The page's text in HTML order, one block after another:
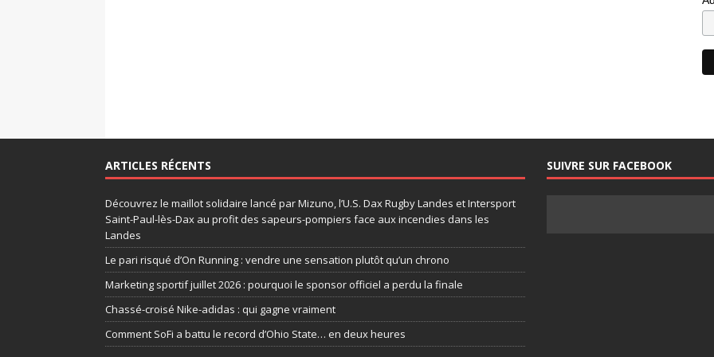
ARTICLES RÉCENTS
Découvrez le maillot solidaire lancé par Mizuno, l’U.S. Dax Rugby Landes et Intersport
Saint-Paul-lès-Dax au profit des sapeurs-pompiers face aux incendies dans les
Landes
Le pari risqué d’On Running : vendre une sensation plutôt qu’un chrono
Marketing sportif juillet 2026 : pourquoi le sponsor officiel a perdu la finale
Chassé-croisé Nike-adidas : qui gagne vraiment
Comment SoFi a battu le record d’Ohio State… en deux heures
SUIVRE SUR FACEBOOK